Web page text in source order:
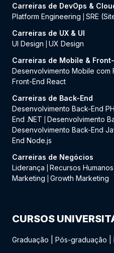
Carreiras de DevOps &
Platform Engineering
SRE
Carreiras de UX & UI
UI Design
UX Design
Carreiras de Mobile &
Desenvolvimento Mobile com
Front-End React
Carreiras de Back-End
Desenvolvimento Back-End
End .NET
Desenvolvimento
Desenvolvimento Back-End
End Node.js
Carreiras de Negócios
Liderança
Recursos
Marketing
Growth Marketing
CURSOS
Graduação Pós-graduação